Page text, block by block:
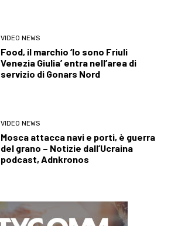
VIDEO NEWS
Food, il marchio ‘Io sono Friuli
Venezia Giulia’ entra nell’area di
servizio di Gonars Nord
VIDEO NEWS
Mosca attacca navi e porti, è guerra
del grano – Notizie dall’Ucraina
podcast, Adnkronos